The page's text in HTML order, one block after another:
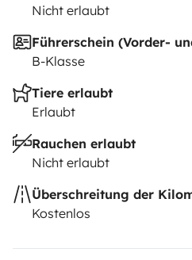
Nicht erlaubt
Führerschein (Vorder-
B-Klasse
Tiere erlaubt
Erlaubt
Rauchen erlaubt
Nicht erlaubt
Überschreitung der
Kostenlos